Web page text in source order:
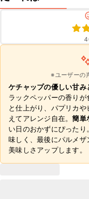
※ユーザーの
ケチャップの優しい甘み
ラックペッパーの香り
と仕上がり、パプリカ
えてアレンジ自在。簡単
い日のおかずにぴった
味しく、最後にパルメ
美味しさアップします。